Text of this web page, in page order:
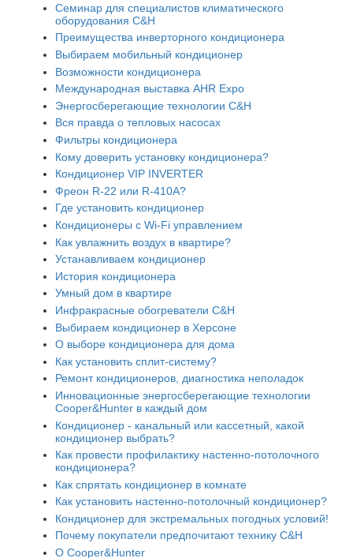
Семинар для специалистов климатического
оборудования C&H
Преимущества инверторного кондиционера
Выбираем мобильный кондиционер
Возможности кондиционера
Международная выставка AHR Expo
Энергосберегающие технологии C&H
Вся правда о тепловых насосах
Фильтры кондиционера
Кому доверить установку кондиционера?
Кондиционер VIP INVERTER
Фреон R-22 или R-410A?
Где установить кондиционер
Кондиционеры с Wi-Fi управлением
Как увлажнить воздух в квартире?
Устанавливаем кондиционер
История кондиционера
Умный дом в квартире
Инфракрасные обогреватели C&H
Выбираем кондиционер в Херсоне
О выборе кондиционера для дома
Как установить сплит-систему?
Ремонт кондиционеров, диагностика неполадок
Инновационные энергосберегающие технологии
Cooper&Hunter в каждый дом
Кондиционер - канальный или кассетный, какой
кондиционер выбрать?
Как провести профилактику настенно-потолочного
кондиционера?
Как спрятать кондиционер в комнате
Как установить настенно-потолочный кондиционер?
Кондиционер для экстремальных погодных условий!
Почему покупатели предпочитают технику C&H
О Cooper&Hunter